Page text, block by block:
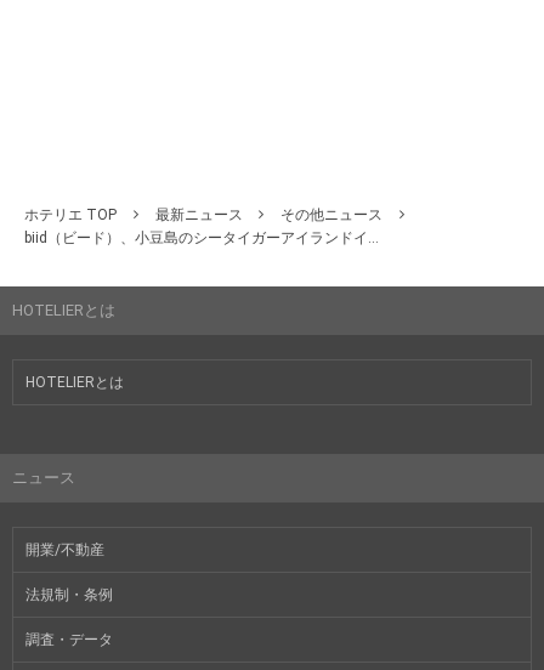
ホテリエ TOP 最新ニュース
その他ニュース
biid（ビード）、小豆島のシータイガーアイランドイ...
HOTELIERとは
HOTELIERとは
ニュース
開業/不動産
法規制・条例
調査・データ